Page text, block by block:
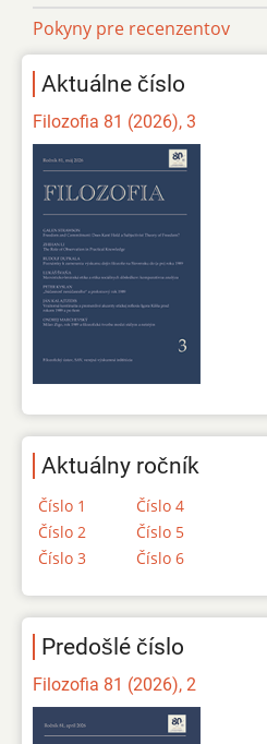
Pokyny pre recenzentov
Aktuálne číslo
Filozofia 81 (2026), 3
Aktuálny ročník
Číslo 1
Číslo 2
Číslo 3
Číslo 4
Číslo 5
Číslo 6
Predošlé číslo
Filozofia 81 (2026), 2